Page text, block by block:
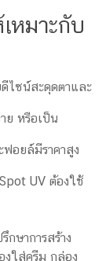
หมาะกับ
ไซน์สะดุดตาและ
ย หรือเป็น
ฟอยล์มีราคาสูง
UV ต้องใช้
กษาการสร้าง
ใส่ครีม กล่อง